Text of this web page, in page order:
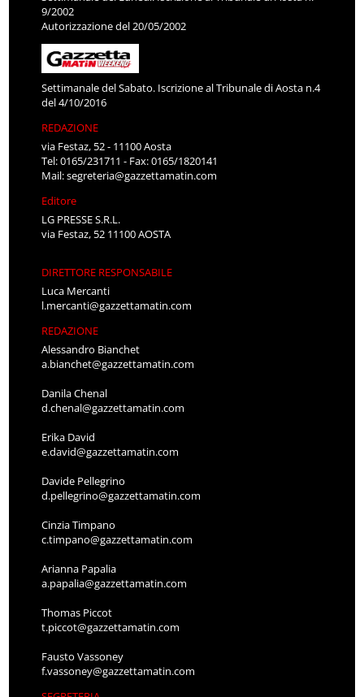
9/2002
Autorizzazione del 20/05/2002
Settimanale del Sabato. Iscrizione al Tribunale di Aosta n.4
del 4/10/2016
REDAZIONE
via Festaz, 52 - 11100 Aosta
Tel: 0165/231711 - Fax: 0165/1820141
Mail:segreteria@gazzettamatin.com
Editore
LG PRESSE S.R.L.
via Festaz, 52 11100 AOSTA
DIRETTORE RESPONSABILE
Luca Mercanti
l.mercanti@gazzettamatin.com
REDAZIONE
Alessandro Bianchet
a.bianchet@gazzettamatin.com
Danila Chenal
d.chenal@gazzettamatin.com
Erika David
e.david@gazzettamatin.com
Davide Pellegrino
d.pellegrino@gazzettamatin.com
Cinzia Timpano
c.timpano@gazzettamatin.com
Arianna Papalia
a.papalia@gazzettamatin.com
Thomas Piccot
t.piccot@gazzettamatin.com
Fausto Vassoney
f.vassoney@gazzettamatin.com